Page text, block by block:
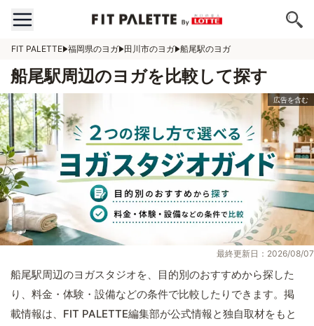
FIT PALETTE 福岡県のヨガ 田川市のヨガ 船尾駅のヨガ
船尾駅周辺のヨガを比較して探す
最終更新日：2026/08/07
船尾駅周辺のヨガスタジオを、目的別のおすすめから探した
り、料金・体験・設備などの条件で比較したりできます。掲
載情報は、FIT PALETTE編集部が公式情報と独自取材をもと